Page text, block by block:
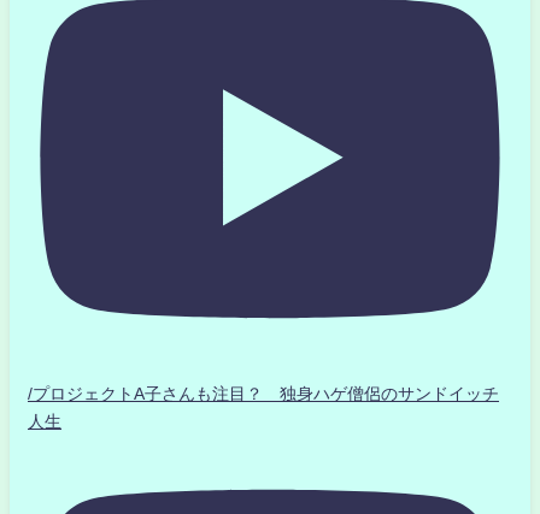
/プロジェクトA子さんも注目？ 独身ハゲ僧侶のサンドイッチ
人生